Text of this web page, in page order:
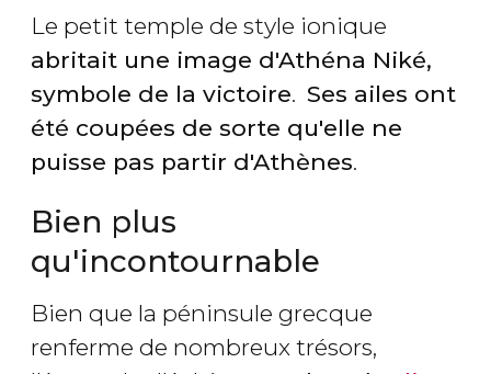
Le petit temple de style ionique
abritait une image d'Athéna Niké,
symbole de la victoire. Ses ailes ont
été coupées de sorte qu'elle ne
puisse pas partir d'Athènes.
Bien plus
qu'incontournable
Bien que la péninsule grecque
renferme de nombreux trésors,